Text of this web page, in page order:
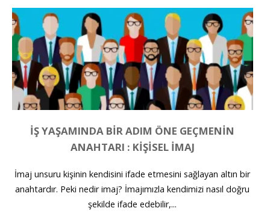
İŞ YAŞAMINDA BIR ADIM ÖNE GEÇMENIN
ANAHTARI : KİŞİSEL İMAJ
İmaj unsuru kişinin kendisini ifade etmesini sağlayan altın bir
anahtardır. Peki nedir imaj? İmajımızla kendimizi nasıl doğru
şekilde ifade edebilir,...